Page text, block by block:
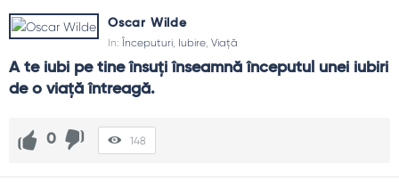
Oscar Wilde
In: Începuturi, Iubire, Viață
A te iubi pe tine însuţi înseamnă începutul unei iubiri
de o viaţă întreagă.
0 148